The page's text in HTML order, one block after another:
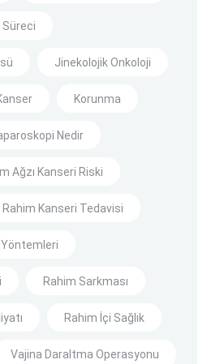
Süreci
Jinekolojik Onkoloji
Korunma
Nedir
Ağzı Kanseri Riski
Rahim Kanseri Tedavisi
Rahim Sarkması
Rahim İçi Sağlık
Vajina Daraltma Operasyonu